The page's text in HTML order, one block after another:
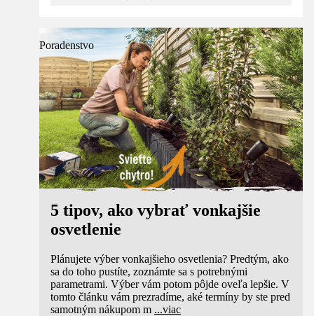
Poradenstvo
5 tipov, ako vybrať vonkajšie
osvetlenie
Plánujete výber vonkajšieho osvetlenia? Predtým, ako
sa do toho pustíte, zoznámte sa s potrebnými
parametrami. Výber vám potom pôjde oveľa lepšie. V
tomto článku vám prezradíme, aké termíny by ste pred
samotným nákupom m ...viac